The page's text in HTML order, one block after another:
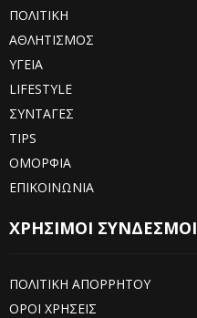
ΠΟΛΙΤΙΚΗ
ΑΘΛΗΤΙΣΜΟΣ
ΥΓΕΙΑ
LIFESTYLE
ΣΥΝΤΑΓΕΣ
TIPS
ΟΜΟΡΦΙΑ
ΕΠΙΚΟΙΝΩΝΙΑ
ΧΡΗΣΙΜΟΙ ΣΥΝΔΕΣΜΟΙ
ΠΟΛΙΤΙΚΗ ΑΠΟΡΡΗΤΟΥ
ΟΡΟΙ ΧΡΗΣΕΙΣ